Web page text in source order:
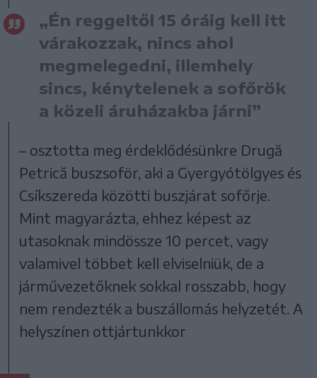
„Én reggeltől 15 óráig kell itt
várakozzak, nincs ahol
megmelegedni, illemhely
sincs, kénytelenek a sofőrök
a közeli áruházakba járni”
– osztotta meg érdeklődésünkre Drugă
Petrică buszsoför, aki a Gyergyótölgyes és
Csíkszereda közötti buszjárat sofőrje.
Mint magyarázta, ehhez képest az
utasoknak mindössze 10 percet, vagy
valamivel többet kell elviselniük, de a
járművezetőknek sokkal rosszabb, hogy
nem rendezték a buszállomás helyzetét. A
helyszínen ottjártunkkor